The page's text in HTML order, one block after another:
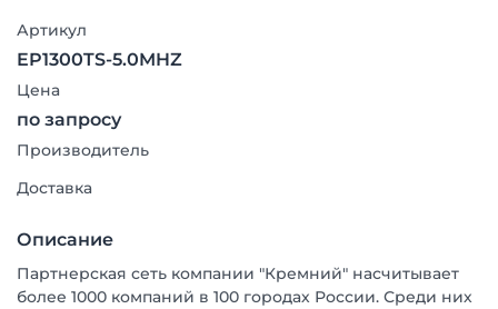
Артикул
EP1300TS-5.0MHZ
Цена
по запросу
Производитель
Доставка
Описание
Партнерская сеть компании "Кремний" насчитывает
более 1000 компаний в 100 городах России. Среди них